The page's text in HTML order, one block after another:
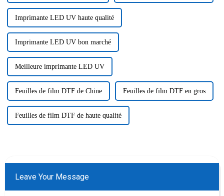
Imprimante LED UV haute qualité
Imprimante LED UV bon marché
Meilleure imprimante LED UV
Feuilles de film DTF de Chine Feuilles de film DTF en gros
Feuilles de film DTF de haute qualité
Leave Your Message